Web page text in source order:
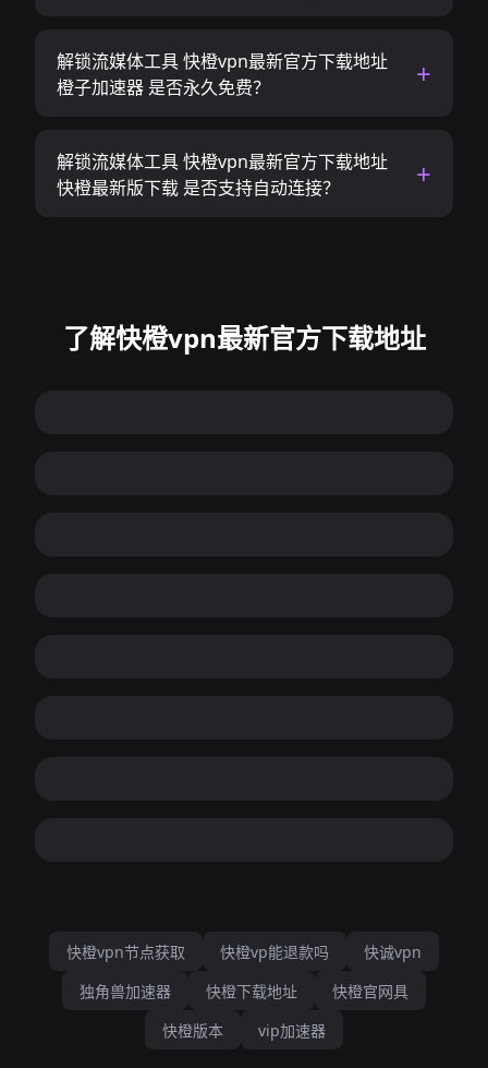
解锁流媒体工具 快橙vpn最新官方下载地址
橙子加速器 是否永久免费？
解锁流媒体工具 快橙vpn最新官方下载地址
快橙最新版下载 是否支持自动连接？
了解快橙vpn最新官方下载地址
快橙vpn节点获取 快橙vp能退款吗
快诚vpn
独角兽加速器
快橙下载地址
快橙官网具
快橙版本
vip加速器